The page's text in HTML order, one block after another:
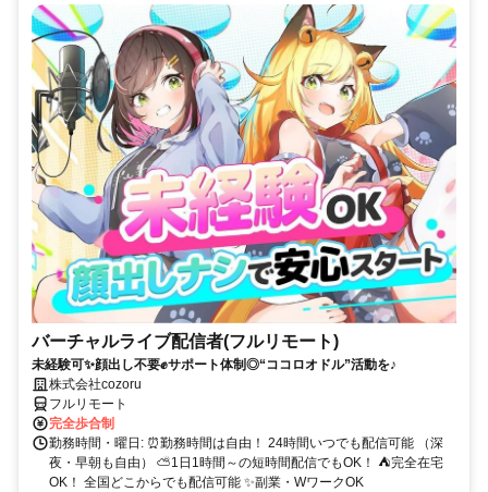
バーチャルライブ配信者(フルリモート)
未経験可✨顔出し不要✊サポート体制◎“ココロオドル”活動を♪
株式会社cozoru
フルリモート
完全歩合制
勤務時間・曜日: ⏰勤務時間は自由！ 24時間いつでも配信可能 （深
夜・早朝も自由） ⛅1日1時間～の短時間配信でもOK！ ⛺完全在宅
OK！ 全国どこからでも配信可能 ✨副業・WワークOK